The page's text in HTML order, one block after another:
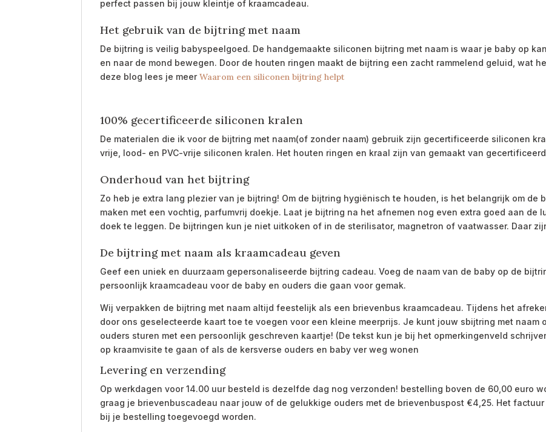
perfect passen bij jouw kleintje of kraamcadeau.
Het gebruik van de bijtring met naam
De bijtring is veilig babyspeelgoed. De handgemaakte siliconen bijtring met naam is waar je baby op
en naar de mond bewegen. Door de houten ringen maakt de bijtring een zacht rammelend geluid, wat
deze blog lees je meerWaarom een siliconen bijtring helpt
100% gecertificeerde siliconen kralen
De materialen die ik voor de bijtring met naam(of zonder naam) gebruik zijn gecertificeerde siliconen
vrije, lood- en PVC-vrije siliconen kralen. Het houten ringen en kraal zijn van gemaakt van
Onderhoud van het bijtring
Zo heb je extra lang plezier van je bijtring! Om de bijtring hygiënisch te houden, is het belangrijk om de
maken met een vochtig, parfumvrij doekje. Laat je bijtring na het afnemen nog even extra goed aan de
doek te leggen. De bijtringen kun je niet uitkoken of in de sterilisator, magnetron of vaatwasser. Daar
De bijtring met naam als kraamcadeau geven
Geef een uniek en duurzaam gepersonaliseerde bijtring cadeau. Voeg de naam van de baby op de
persoonlijk kraamcadeau voor de baby en ouders die gaan voor gemak.
Wij verpakken de bijtring met naam altijd feestelijk als een brievenbus kraamcadeau. Tijdens het
door ons geselecteerde kaart toe te voegen voor een kleine meerprijs. Je kunt jouw sbijtring met naam
ouders sturen met een persoonlijk geschreven kaartje! (De tekst kun je bij het opmerkingenveld
op kraamvisite te gaan of als de kersverse ouders en baby ver weg wonen
Levering en verzending
Op werkdagen voor 14.00 uur besteld is dezelfde dag nog verzonden! bestelling boven de 60,00 euro
graag je brievenbuscadeau naar jouw of de gelukkige ouders met de brievenbuspost €4,25. Het
bij je bestelling toegevoegd worden.